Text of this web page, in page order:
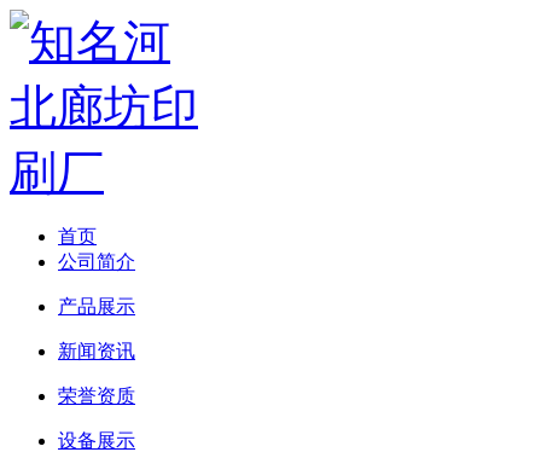
首页
公司简介
产品展示
新闻资讯
荣誉资质
设备展示